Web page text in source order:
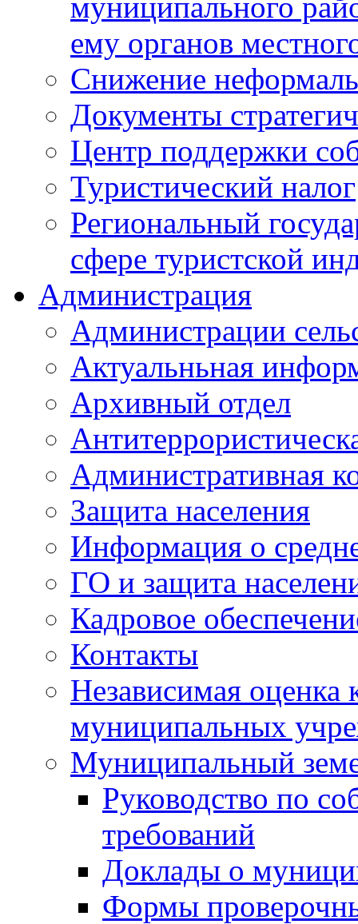
ему органов
Снижение
Документы
Центр поддержки
Туристический налог
Региональный
сфере туристской
Администрация
Администрации
Актуальньная
Архивный отдел
Административная
Защита населения
Информация о
ГО и защита
Кадровое
Контакты
Независимая оценка
муниципальных
Муниципальный
Руководство по
требований
Доклады о
Формы